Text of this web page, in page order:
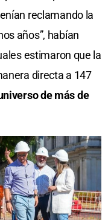
reclamando la
años”, habían
estimaron que la
directa a 147
de más de